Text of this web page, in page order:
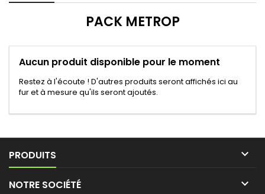
PACK METROP
Aucun produit disponible pour le moment
Restez à l'écoute ! D'autres produits seront affichés ici au
fur et à mesure qu'ils seront ajoutés.
PRODUITS 
NOTRE SOCIÉTÉ 